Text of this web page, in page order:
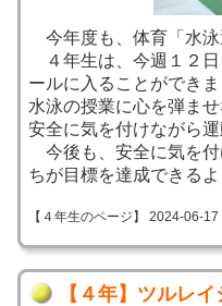
今年度も、体育「水
４年生は、今週１２日
ールに入ることができ
水泳の授業に心を弾ま
安全に気を付けながら
今後も、安全に気を付
ちが目標を達成できる
【４年生のページ】 2024-06-
【４年】ツルレ